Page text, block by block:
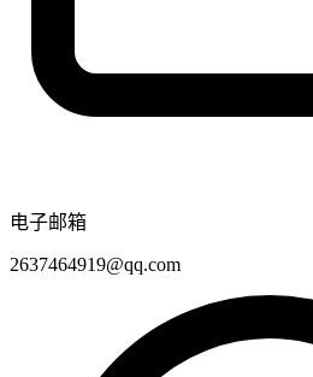
电子邮箱
2637464919@qq.com